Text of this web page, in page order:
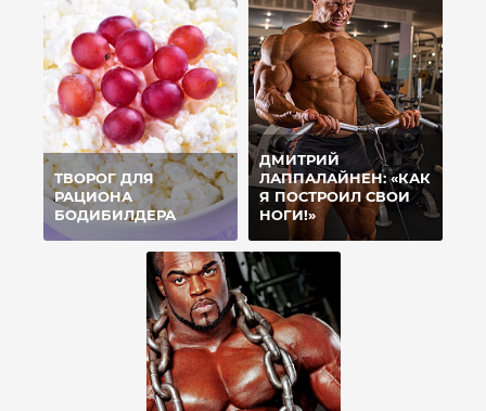
ТВОРОГ ДЛЯ
РАЦИОНА
БОДИБИЛДЕРА
ДМИТРИЙ
ЛАППАЛАЙНЕН: «КАК
Я ПОСТРОИЛ СВОИ
НОГИ!»